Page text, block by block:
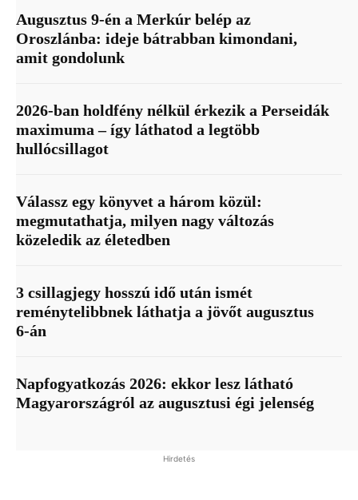
Augusztus 9-én a Merkúr belép az
Oroszlánba: ideje bátrabban kimondani,
amit gondolunk
2026-ban holdfény nélkül érkezik a Perseidák
maximuma – így láthatod a legtöbb
hullócsillagot
Válassz egy könyvet a három közül:
megmutathatja, milyen nagy változás
közeledik az életedben
3 csillagjegy hosszú idő után ismét
reménytelibbnek láthatja a jövőt augusztus
6-án
Napfogyatkozás 2026: ekkor lesz látható
Magyarországról az augusztusi égi jelenség
Hirdetés